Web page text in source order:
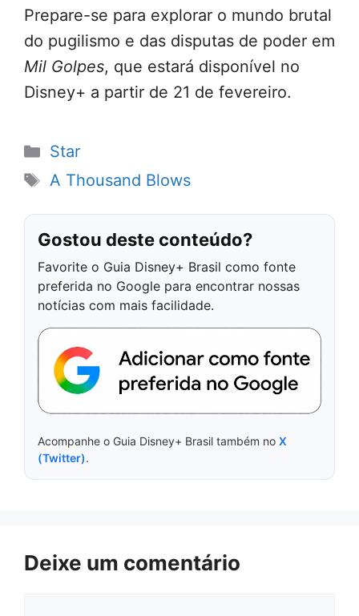
Prepare-se para explorar o mundo brutal
do pugilismo e das disputas de poder em
Mil Golpes, que estará disponível no
Disney+ a partir de 21 de fevereiro.
Categorias
Star
Tags
A Thousand Blows
Gostou deste conteúdo?
Favorite o Guia Disney+ Brasil como fonte
preferida no Google para encontrar nossas
notícias com mais facilidade.
Acompanhe o Guia Disney+ Brasil também no X
(Twitter).
Deixe um comentário